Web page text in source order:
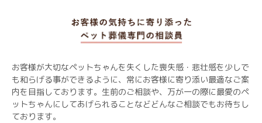
お客様が大切なペットちゃんを失くした喪失感・悲壮感を少しで
も和らげる事ができるように、常にお客様に寄り添い最適なご案
内を目指しております。生前のご相談や、万が一の際に最愛のペ
ットちゃんにしてあげられることなどどんなご相談でもお待ちし
ております。